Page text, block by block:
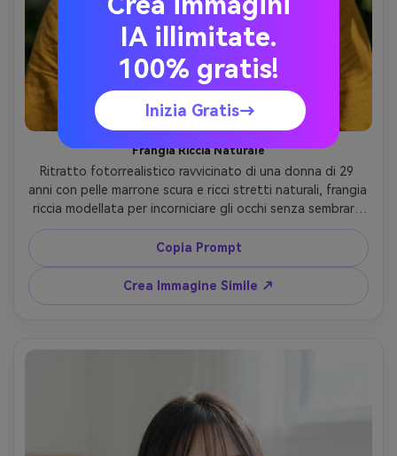
Frangia Riccia Naturale
Ritratto fotorrealistico ravvicinato di una donna di 29
anni con pelle marrone scura e ricci stretti naturali, frangia
riccia modellata per incorniciare gli occhi senza sembrare
incollata, sorriso gioioso, pelle lucida, indossa abito giallo
senape e orecchini oro, sfondo giardino botanico, luce
puntinata attraverso le foglie, Canon EOS R3, 85mm f/1.2,
inquadratura ad altezza occhi, ricci definiti nella frangia,
ombre realistiche sulla fronte --ar 4:5
Copia Prompt
Crea Immagine Simile ↗
IA illimitate.
100% gratis!
Inizia Gratis→